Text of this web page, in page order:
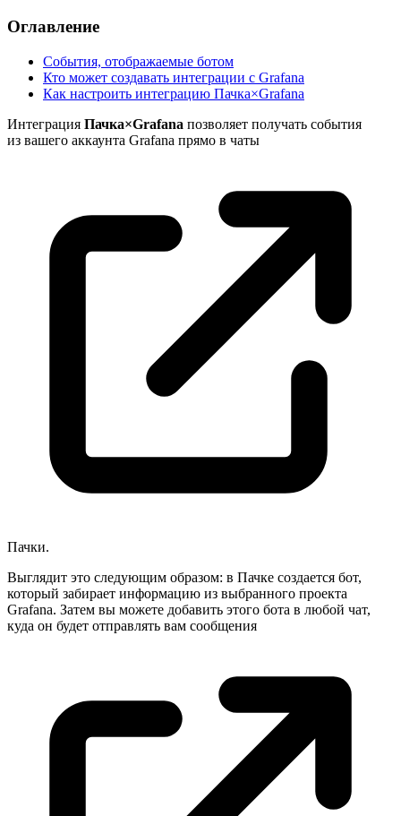
Оглавление
События, отображаемые ботом
Кто может создавать интеграции с Grafana
Как настроить интеграцию Пачка×Grafana
Интеграция Пачка×Grafana позволяет получать события
из вашего аккаунта Grafana прямо в чаты
Пачки.
Выглядит это следующим образом: в Пачке создается бот,
который забирает информацию из выбранного проекта
Grafana. Затем вы можете добавить этого бота в любой чат,
куда он будет отправлять вам сообщения